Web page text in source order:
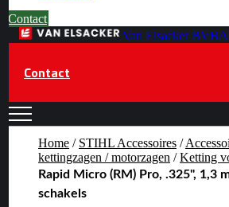
Contact
Van Elsacker BVBA
Contact
Home / STIHL Accessoires /
kettingzagen / motorzagen /Ketting
Rapid Micro (RM) Pro, .325", 1,3
schakels